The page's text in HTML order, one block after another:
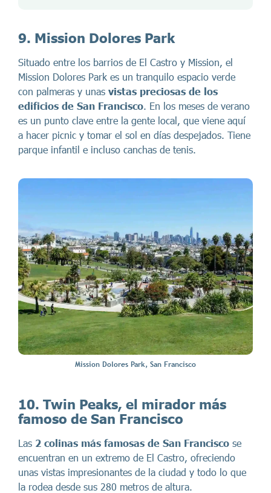
9. Mission Dolores Park
Situado entre los barrios de El Castro y Mission, el
Mission Dolores Park es un tranquilo espacio verde
con palmeras y unas vistas preciosas de los
edificios de San Francisco. En los meses de verano
es un punto clave entre la gente local, que viene aquí
a hacer picnic y tomar el sol en días despejados. Tiene
parque infantil e incluso canchas de tenis.
Mission Dolores Park, San Francisco
10. Twin Peaks, el mirador más
famoso de San Francisco
Las 2 colinas más famosas de San Francisco se
encuentran en un extremo de El Castro, ofreciendo
unas vistas impresionantes de la ciudad y todo lo que
la rodea desde sus 280 metros de altura.